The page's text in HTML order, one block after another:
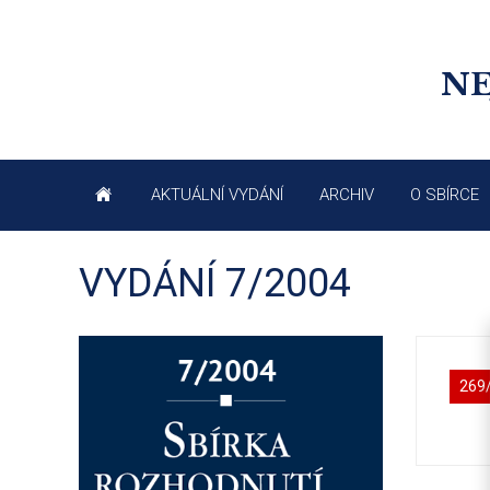
AKTUÁLNÍ VYDÁNÍ ARCHIV O SBÍRCE
VYDÁNÍ 7/2004
269/